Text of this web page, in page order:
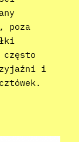
poza
i